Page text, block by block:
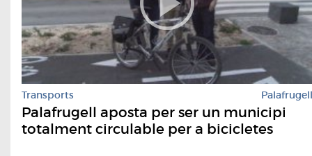
Transports Palafrugell
Palafrugell aposta per ser un municipi
totalment circulable per a bicicletes